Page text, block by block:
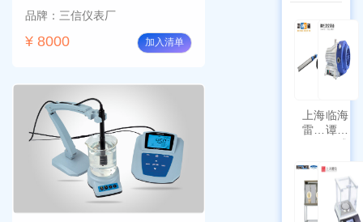
品牌：三信仪表厂
¥ 8000 加入清单
上海
雷磁
符合
新国
标带
临海
谭氏
干式
泵
SPL-
10